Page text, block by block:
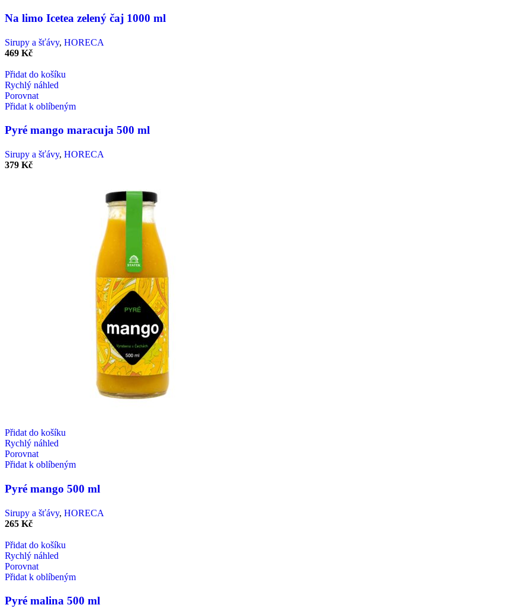
Na limo Icetea zelený čaj 1000 ml
Sirupy a šťávy, HORECA
469 Kč
Přidat do košíku
Rychlý náhled
Porovnat
Přidat k oblíbeným
Pyré mango maracuja 500 ml
Sirupy a šťávy, HORECA
379 Kč
Přidat do košíku
Rychlý náhled
Porovnat
Přidat k oblíbeným
Pyré mango 500 ml
Sirupy a šťávy, HORECA
265 Kč
Přidat do košíku
Rychlý náhled
Porovnat
Přidat k oblíbeným
Pyré malina 500 ml